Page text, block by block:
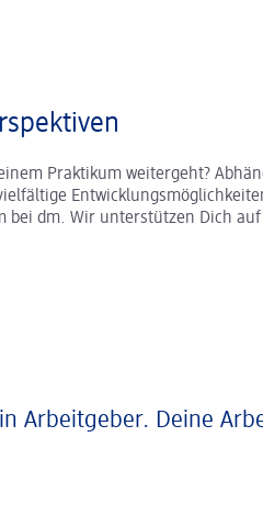
Praktikum weitergeht?
bei dm. Wir unterstützen Dich
Arbeitgeber. Deine